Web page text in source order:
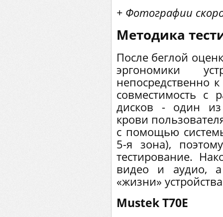
+ Фотографии
Методика
После беглой
эргономики
непосредственно
совместимость с
дисков - один из
крови
с помощью
5-я зона),
тестирование.
видео и аудио,
«жизни»
Mustek Т70Е